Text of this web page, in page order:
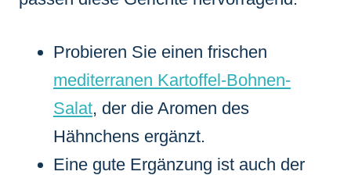
Probieren Sie einen frischen
mediterranen Kartoffel-Bohnen-
Salat, der die Aromen des
Hähnchens ergänzt.
Eine gute Ergänzung ist auch der